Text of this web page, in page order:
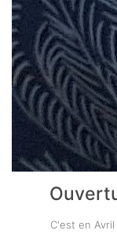
C'est en